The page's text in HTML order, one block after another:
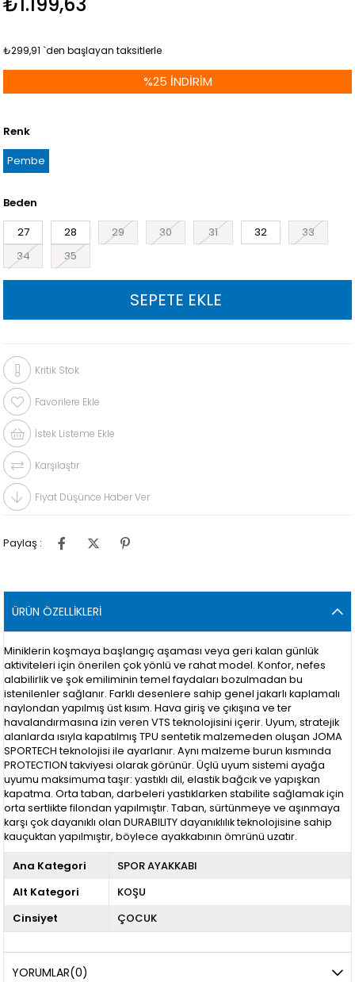
₺299,91 `den başlayan taksitlerle
%25 İNDIRIM
Renk
Pembe
Beden
27
28 29 30 31 32
33
34
35
Kritik Stok
Favorilere Ekle
İstek Listeme Ekle
Karşılaştır
Fiyat Düşünce Haber Ver
Paylaş :
ÜRÜN ÖZELLIKLERI
Miniklerin koşmaya başlangıç aşaması veya geri kalan günlük
aktiviteleri için önerilen çok yönlü ve rahat model. Konfor, nefes
alabilirlik ve şok emiliminin temel faydaları bozulmadan bu
istenilenler sağlanır. Farklı desenlere sahip genel jakarlı kaplamalı
naylondan yapılmış üst kısım. Hava giriş ve çıkışına ve ter
havalandırmasına izin veren VTS teknolojisini içerir. Uyum, stratejik
alanlarda ısıyla kapatılmış TPU sentetik malzemeden oluşan JOMA
SPORTECH teknolojisi ile ayarlanır. Aynı malzeme burun kısmında
PROTECTION takviyesi olarak görünür. Üçlü uyum sistemi ayağa
uyumu maksimuma taşır: yastıklı dil, elastik bağcık ve yapışkan
kapatma. Orta taban, darbeleri yastıklarken stabilite sağlamak için
orta sertlikte filondan yapılmıştır. Taban, sürtünmeye ve aşınmaya
karşı çok dayanıklı olan DURABILITY dayanıklılık teknolojisine sahip
kauçuktan yapılmıştır, böylece ayakkabının ömrünü uzatır.
Ana Kategori
SPOR AYAKKABI
Alt Kategori
KOŞU
Cinsiyet
ÇOCUK
YORUMLAR(0)